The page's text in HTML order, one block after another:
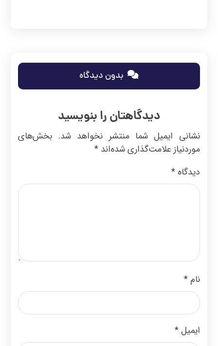
بدون دیدگاه
دیدگاهتان را بنویسید
نشانی ایمیل شما منتشر نخواهد شد. بخش‌های
موردنیاز علامت‌گذاری شده‌اند*
دیدگاه*
نام*
ایمیل*